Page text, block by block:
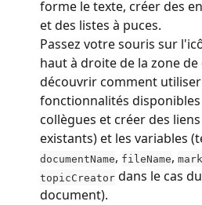
forme le texte, créer des
et des listes à puces.
Passez votre souris sur
haut à droite de la zone
découvrir comment
fonctionnalités
collègues et créer des
existants) et les variables
documentName, fileName,
topicCreator dans le cas
document).